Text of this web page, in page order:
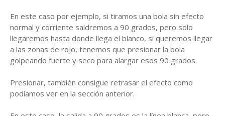
En este caso por ejemplo, si tiramos una bola sin efecto
normal y corriente saldremos a 90 grados, pero solo
llegaremos hasta donde llega el blanco, si queremos llegar
a las zonas de rojo, tenemos que presionar la bola
golpeando fuerte y seco para alargar esos 90 grados.
Presionar, también consigue retrasar el efecto como
podíamos ver en la sección anterior.